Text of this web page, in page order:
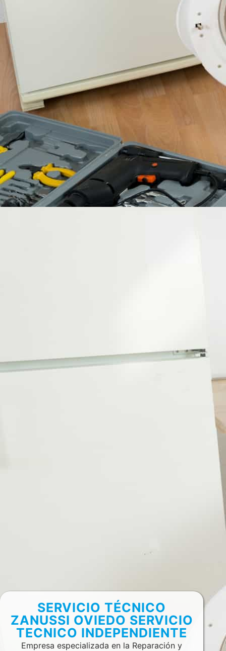
SERVICIO TÉCNICO
ZANUSSI OVIEDO SERVICIO
TECNICO INDEPENDIENTE
Empresa especializada en la Reparación y